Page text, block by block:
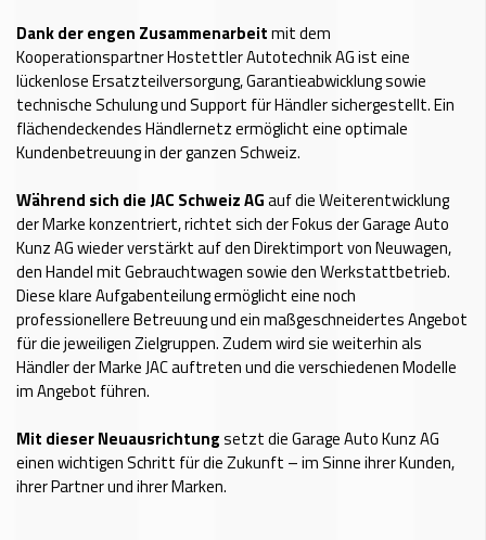
Dank der engen Zusammenarbeitmit dem
Kooperationspartner Hostettler Autotechnik AG ist eine
lückenlose Ersatzteilversorgung, Garantieabwicklung sowie
technische Schulung und Support für Händler sichergestellt. Ein
flächendeckendes Händlernetz ermöglicht eine optimale
Kundenbetreuung in der ganzen Schweiz.
Während sich die JAC Schweiz AGauf die Weiterentwicklung
der Marke konzentriert, richtet sich der Fokus der Garage Auto
Kunz AG wieder verstärkt auf den Direktimport von Neuwagen,
den Handel mit Gebrauchtwagen sowie den Werkstattbetrieb.
Diese klare Aufgabenteilung ermöglicht eine noch
professionellere Betreuung und ein maßgeschneidertes Angebot
für die jeweiligen Zielgruppen. Zudem wird sie weiterhin als
Händler der Marke JAC auftreten und die verschiedenen Modelle
im Angebot führen.
Mit dieser Neuausrichtungsetzt die Garage Auto Kunz AG
einen wichtigen Schritt für die Zukunft – im Sinne ihrer Kunden,
ihrer Partner und ihrer Marken.